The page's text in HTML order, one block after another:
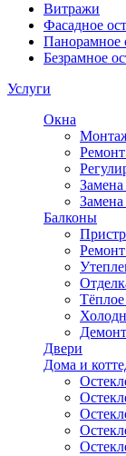
Витражи
Фасадное
Панорамное
Безрамное
Услуги
Окна
Замена
Балконы
Тёплое
Двери
Дома и